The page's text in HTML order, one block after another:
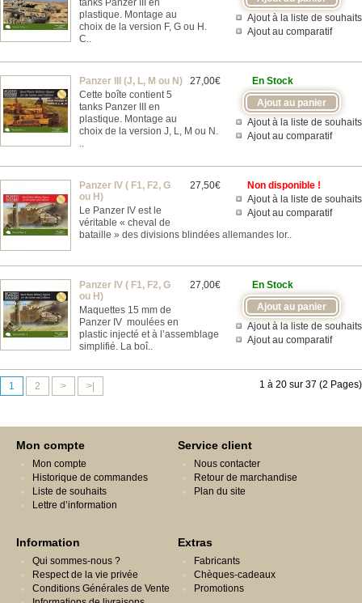
Ajout à la liste de souhaits
Ajout au comparatif
tanks Panzer III en
plastique. Montage au
choix de la version F, G ou H.
C..
En Stock
Ajout à la liste de souhaits
Ajout au comparatif
27,00€
Panzer III (J, L, M ou N)
Cette boîte contient 5
tanks Panzer III en
plastique. Montage au
choix de la version J, L, M ou N.
..
Non disponible !
Ajout à la liste de souhaits
Ajout au comparatif
27,50€
Panzer IV ( F1, F2, G
ou H)
Le Panzer IV est le
véritable « cheval de
bataille » des divisions blindées allemandes lor..
En Stock
Ajout à la liste de souhaits
Ajout au comparatif
27,00€
Panzer IV ( F1, F2, G
ou H)
Maquettes 15 mm de
Panzer IV moulées en
plastic injecté et à l’assemblage
simplifié. La boî..
1 2 > >| 1 à 20 sur 37 (2 Pages)
Mon compte
Mon compte
Historique de commandes
Liste de souhaits
Lettre d’information
Service client
Nous contacter
Retour de marchandise
Plan du site
Information
Qui sommes-nous ?
Respect de la vie privée
Conditions Générales de Vente
Extras
Fabricants
Chèques-cadeaux
Promotions